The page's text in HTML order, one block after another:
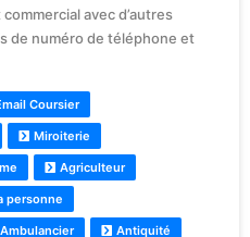
avec d’autres
de numéro de téléphone et
Coursier
Miroiterie
Agriculteur
personne
Ambulancier Antiquité